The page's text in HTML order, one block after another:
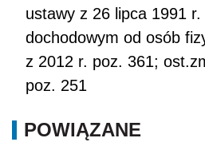
ustawy z 26 lipca 1991
dochodowym od osób
z 2012 r. poz. 361;
poz. 251
POWIĄZANE